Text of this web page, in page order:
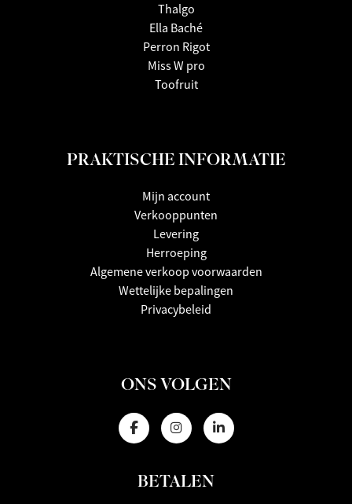
Thalgo
Ella Baché
Perron Rigot
Miss W pro
Toofruit
PRAKTISCHE INFORMATIE
Mijn account
Verkooppunten
Levering
Herroeping
Algemene verkoop voorwaarden
Wettelijke bepalingen
Privacybeleid
ONS VOLGEN
BETALEN